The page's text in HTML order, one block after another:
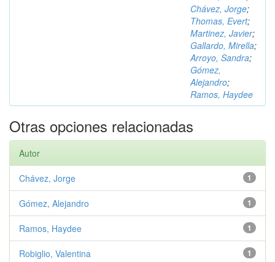
Chávez, Jorge;
Thomas, Evert;
Martinez, Javier;
Gallardo, Mirella;
Arroyo, Sandra;
Gómez,
Alejandro;
Ramos, Haydee
Otras opciones relacionadas
Autor
1
Chávez, Jorge
1
Gómez, Alejandro
1
Ramos, Haydee
1
Robiglio, Valentina